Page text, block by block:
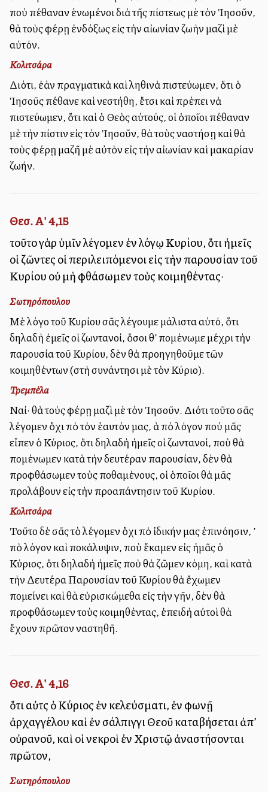
ποὺ ἀπέθαναν ἑνωμένοι διὰ τῆς πίστεως μὲ τὸν Ἰησοῦν,
θὰ τοὺς φέρῃ ἐνδόξως εἰς τὴν αἰωνίαν ζωὴν μαζὶ μὲ
αὐτόν.
Κολιτσάρα
Διότι, ἐὰν πραγματικὰ καὶ ἀληθινὰ πιστεύωμεν, ὅτι ὁ
Ἰησοῦς ἀπέθανε καὶ ἀνεστήθη, ἔτσι καὶ πρέπει νὰ
πιστεύωμεν, ὅτι καὶ ὁ Θεὸς αὐτούς, οἱ ὁποῖοι ἀπέθαναν
μὲ τὴν πίστιν εἰς τὸν Ἰησοῦν, θὰ τοὺς ἀναστήσῃ καὶ θὰ
τοὺς φέρῃ μαζῆ μὲ αὐτὸν εἰς τὴν αἰωνίαν καὶ μακαρίαν
ζωήν.
Θεσ. Α' 4,15
τοῦτο γὰρ ὑμῖν λέγομεν ἐν λόγῳ Κυρίου, ὅτι ἡμεῖς
οἱ ζῶντες οἱ περιλειπόμενοι εἰς τὴν παρουσίαν τοῦ
Κυρίου οὐ μὴ φθάσωμεν τοὺς κοιμηθέντας·
Σωτηρόπουλου
Μὲ λόγο τοῦ Κυρίου σᾶς λέγουμε μάλιστα αὐτό, ὅτι
δηλαδὴ ἐμεῖς οἱ ζωντανοί, ὅσοι θ’ ἀπομένωμε μέχρι τὴν
παρουσία τοῦ Κυρίου, δὲν θὰ προηγηθοῦμε τῶν
κοιμηθέντων (στὴ συνάντησι μὲ τὸν Κύριο).
Τρεμπέλα
Ναί· θὰ τοὺς φέρῃ μαζὶ μὲ τὸν Ἰησοῦν. Διότι τοῦτο σᾶς
λέγομεν ὄχι ἀπὸ τὸν ἑαυτόν μας, ἀλλὰ ἀπὸ λόγον ποὺ μᾶς
εἶπεν ὁ Κύριος, ὅτι δηλαδὴ ἡμεῖς οἱ ζωντανοί, ποὺ θὰ
ἀπομένωμεν κατὰ τὴν δευτέραν παρουσίαν, δὲν θὰ
προφθάσωμεν τοὺς ἀποθαμένους, οἱ ὁποῖοι θὰ μᾶς
προλάβουν εἰς τὴν προαπάντησιν τοῦ Κυρίου.
Κολιτσάρα
Τοῦτο δὲ σᾶς τὸ λέγομεν ὄχι ἀπὸ ἰδικήν μας ἐπινόησιν, ἀλλ’
ἀπὸ λόγον καὶ ἀποκάλυψιν, ποὺ ἔκαμεν εἰς ἡμᾶς ὁ
Κύριος, ὅτι δηλαδὴ ἡμεῖς ποὺ θὰ ζῶμεν ἀκόμη, καὶ κατὰ
τὴν Δευτέρα Παρουσίαν τοῦ Κυρίου θὰ ἔχωμεν
ἀπομείνει καὶ θὰ εὑρισκώμεθα εἰς τὴν γῆν, δὲν θὰ
προφθάσωμεν τοὺς κοιμηθέντας, ἐπειδὴ αὐτοὶ θὰ
ἔχουν πρῶτον ἀναστηθῆ.
Θεσ. Α' 4,16
ὅτι αὐτὸς ὁ Κύριος ἐν κελεύσματι, ἐν φωνῇ
ἀρχαγγέλου καὶ ἐν σάλπιγγι Θεοῦ καταβήσεται ἀπ’
οὐρανοῦ, καὶ οἱ νεκροὶ ἐν Χριστῷ ἀναστήσονται
πρῶτον,
Σωτηρόπουλου